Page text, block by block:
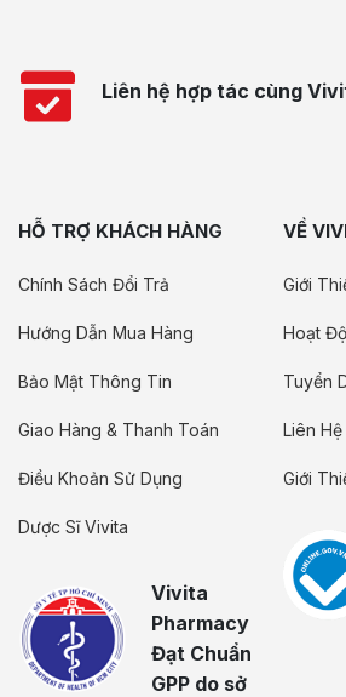
Liên hệ hợp tác cùng
HỖ TRỢ KHÁCH HÀNG
Chính Sách Đổi Trả
Hướng Dẫn Mua Hàng
Bảo Mật Thông Tin
Giao Hàng & Thanh Toán
Điều Khoản Sử Dụng
Dược Sĩ Vivita
Vivita
Pharmacy
Đạt Chuẩn
GPP do sở
VỀ
Giới
Hoạt
Tuyển
Liên Hệ
Giới